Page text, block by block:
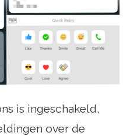
is ingeschakeld,
over de